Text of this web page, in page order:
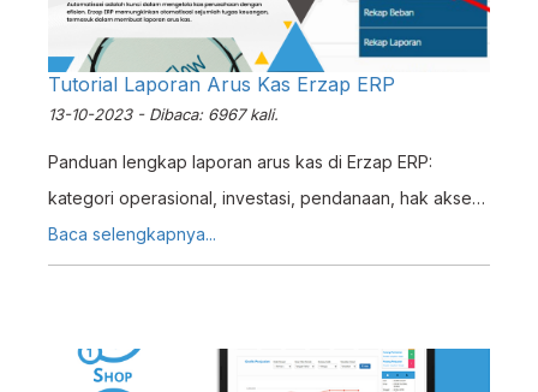
Tutorial Laporan Arus Kas Erzap ERP
13-10-2023 - Dibaca: 6967 kali.
Panduan lengkap laporan arus kas di Erzap ERP:
kategori operasional, investasi, pendanaan, hak akses,
dan analisis cash flow untuk kesehatan keuangan
bisnis.
Baca selengkapnya...